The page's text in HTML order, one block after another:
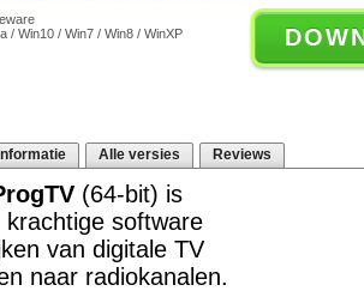
/ Win10 / Win7 / Win8 / WinXP
Informatie Alle versies Reviews
(64-bit) is
krachtige software
van digitale TV
naar radiokanalen.